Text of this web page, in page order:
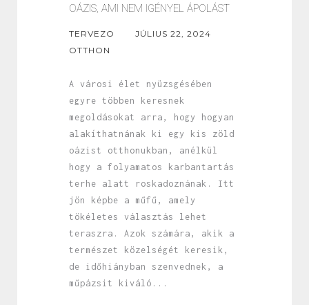
OÁZIS, AMI NEM IGÉNYEL ÁPOLÁST
TERVEZO
JÚLIUS 22, 2024
OTTHON
A városi élet nyüzsgésében
egyre többen keresnek
megoldásokat arra, hogy hogyan
alakíthatnának ki egy kis zöld
oázist otthonukban, anélkül
hogy a folyamatos karbantartás
terhe alatt roskadoznának. Itt
jön képbe a műfű, amely
tökéletes választás lehet
teraszra. Azok számára, akik a
természet közelségét keresik,
de időhiányban szenvednek, a
műpázsit kiváló...